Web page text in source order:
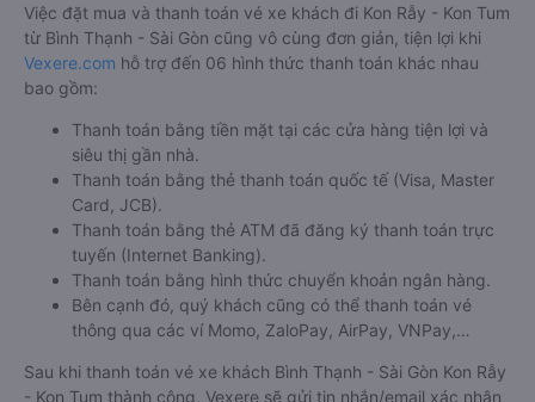
Việc đặt mua và thanh toán vé xe khách đi Kon Rẫy - Kon Tum
từ Bình Thạnh - Sài Gòn cũng vô cùng đơn giản, tiện lợi khi
Vexere.com hỗ trợ đến 06 hình thức thanh toán khác nhau
bao gồm:
Thanh toán bằng tiền mặt tại các cửa hàng tiện lợi và
siêu thị gần nhà.
Thanh toán bằng thẻ thanh toán quốc tế (Visa, Master
Card, JCB).
Thanh toán bằng thẻ ATM đã đăng ký thanh toán trực
tuyến (Internet Banking).
Thanh toán bằng hình thức chuyển khoản ngân hàng.
Bên cạnh đó, quý khách cũng có thể thanh toán vé
thông qua các ví Momo, ZaloPay, AirPay, VNPay,…
Sau khi thanh toán vé xe khách Bình Thạnh - Sài Gòn Kon Rẫy
- Kon Tum thành công, Vexere sẽ gửi tin nhắn/email xác nhận